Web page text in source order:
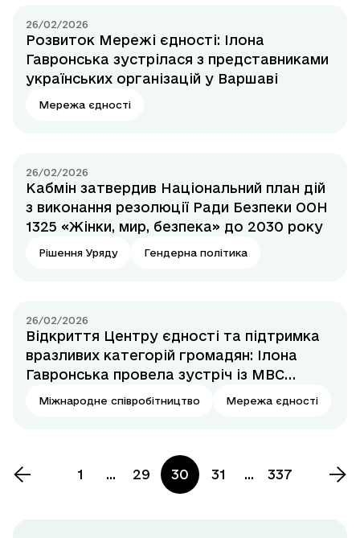
26/02/2026
Розвиток Мережі єдності: Ілона
Гавронська зустрілася з представниками
українських організацій у Варшаві
Мережа єдності
26/02/2026
Кабмін затвердив Національний план дій
з виконання резолюції Ради Безпеки ООН
1325 «Жінки, мир, безпека» до 2030 року
Рішення Уряду Гендерна політика
26/02/2026
Відкриття Центру єдності та підтримка
вразливих категорій громадян: Ілона
Гавронська провела зустріч із МВС
Республіки Польща
Міжнародне співробітництво Мережа єдності
1 ... 29 30 31 ... 337